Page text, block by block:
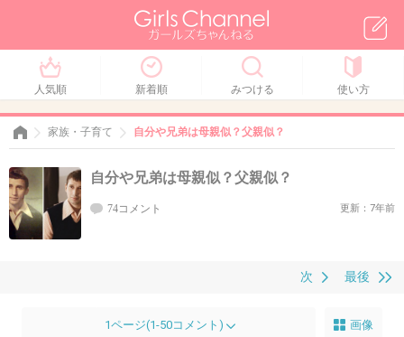
人気順 新着順 みつける 使い方
家族・子育て 自分や兄弟は母親似？父親似？
自分や兄弟は母親似？父親似？
74コメント 更新：7年前
最後
次
1ページ(1-50コメント) 画像